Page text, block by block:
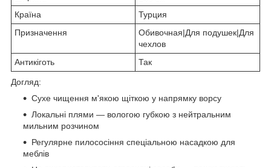
Країна
Турция
Призначення
Обивочная|Для подушек|Для
чехлов
Антикіготь
Так
Догляд:
Сухе чищення м'якою щіткою у напрямку ворсу
Локальні плями — вологою губкою з нейтральним
мильним розчином
Регулярне пилососіння спеціальною насадкою для
меблів